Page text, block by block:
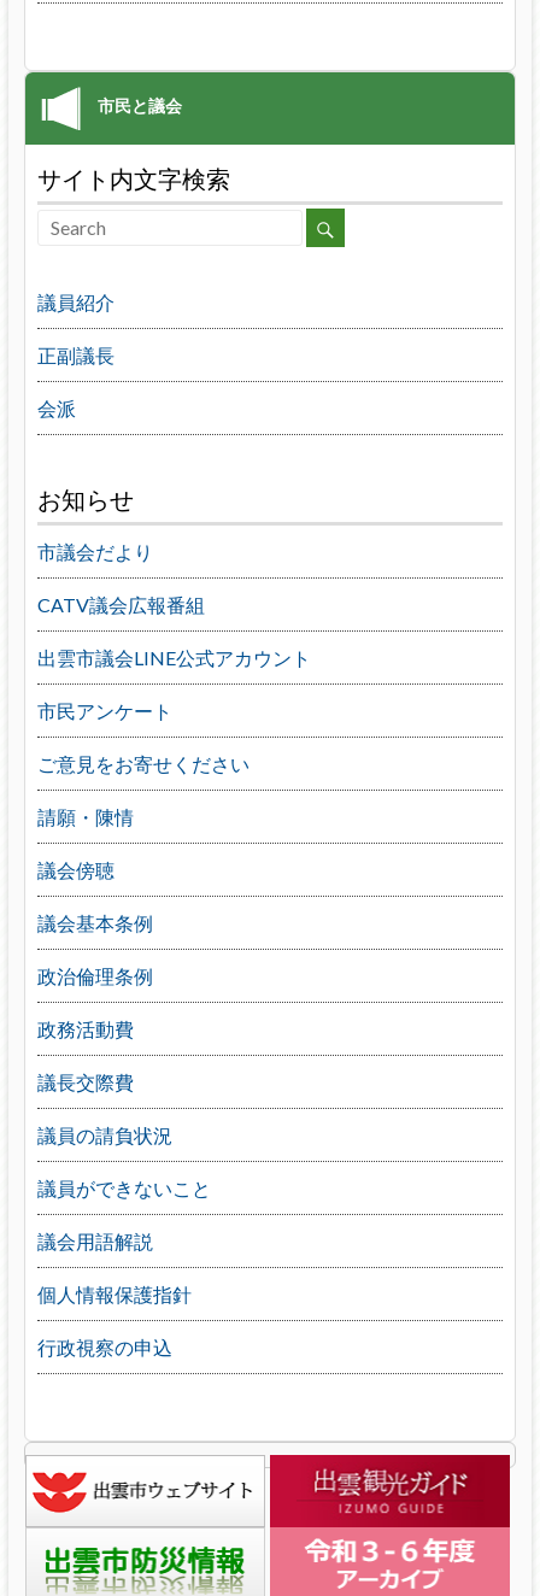
サイト内文字検索
議員紹介
正副議長
会派
お知らせ
市議会だより
CATV議会広報番組
出雲市議会LINE公式アカウント
市民アンケート
ご意見をお寄せください
請願・陳情
議会傍聴
議会基本条例
政治倫理条例
政務活動費
議長交際費
議員の請負状況
議員ができないこと
議会用語解説
個人情報保護指針
行政視察の申込